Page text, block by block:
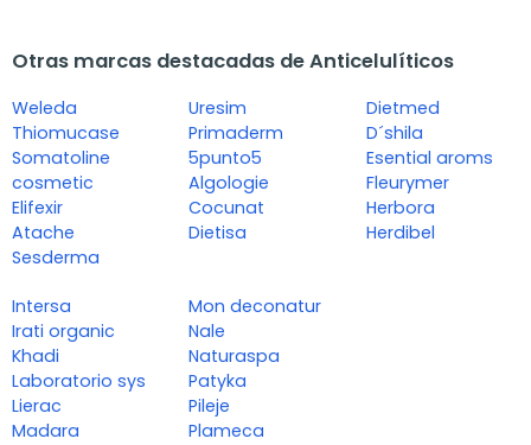
Otras marcas destacadas de Anticelulíticos
Weleda
Thiomucase
Somatoline
cosmetic
Elifexir
Atache
Sesderma
Uresim
Primaderm
5punto5
Algologie
Cocunat
Dietisa
Dietmed
D´shila
Esential aroms
Fleurymer
Herbora
Herdibel
Intersa
Irati organic
Khadi
Laboratorio sys
Lierac
Madara
Mon deconatur
Nale
Naturaspa
Patyka
Pileje
Plameca